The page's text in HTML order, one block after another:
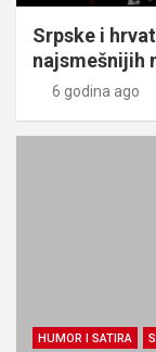
Srpske i
najsmešnijih
6 godina ago
HUMOR I SATIRA